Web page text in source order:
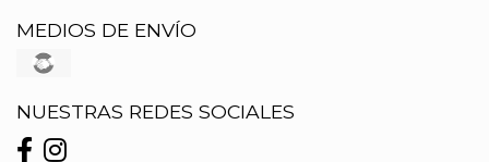
MEDIOS DE ENVÍO
NUESTRAS REDES SOCIALES